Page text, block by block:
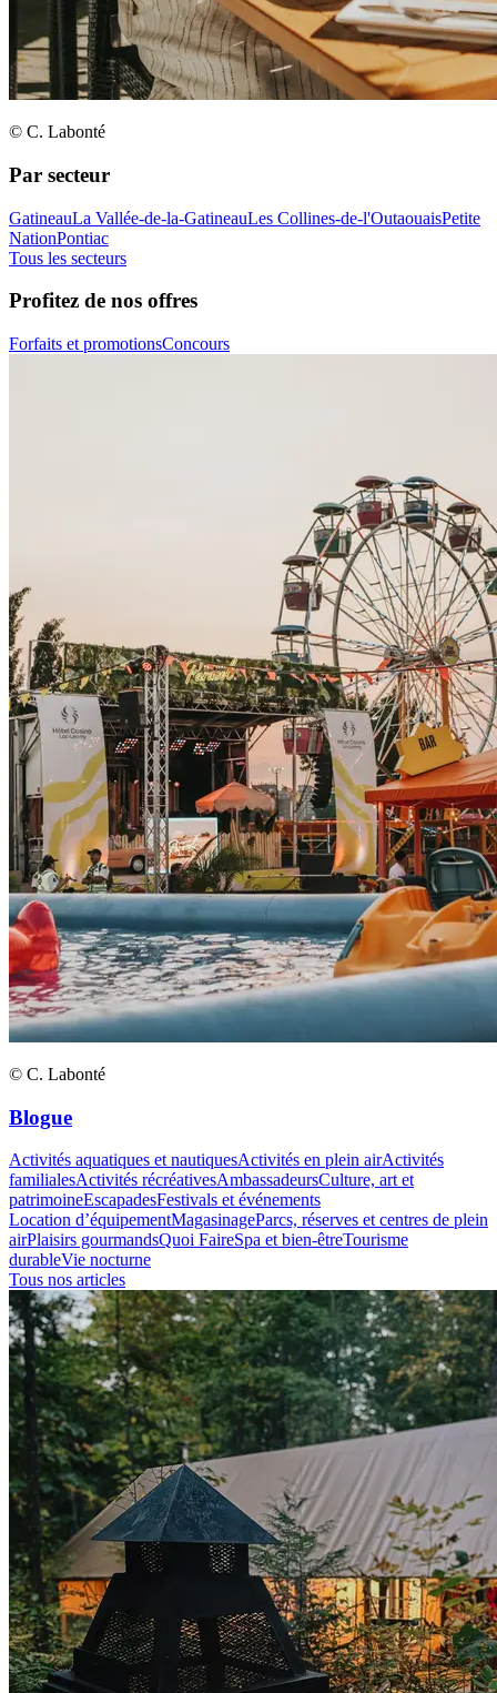
© C. Labonté
Par secteur
GatineauLa Vallée-de-la-GatineauLes Collines-de-l'OutaouaisPetite
NationPontiac
Tous les secteurs
Profitez de nos offres
Forfaits et promotionsConcours
© C. Labonté
Blogue
Activités aquatiques et nautiquesActivités en plein airActivités
familialesActivités récréativesAmbassadeursCulture, art et
patrimoineEscapadesFestivals et événements
Location d’équipementMagasinageParcs, réserves et centres de plein
airPlaisirs gourmandsQuoi FaireSpa et bien-êtreTourisme
durableVie nocturne
Tous nos articles